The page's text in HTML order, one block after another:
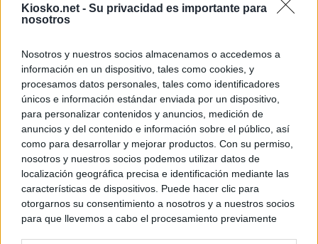
Kiosko.net - Su privacidad es importante para
nosotros
Nosotros y nuestros socios almacenamos o accedemos a
información en un dispositivo, tales como cookies, y
procesamos datos personales, tales como identificadores
únicos e información estándar enviada por un dispositivo,
para personalizar contenidos y anuncios, medición de
anuncios y del contenido e información sobre el público, así
como para desarrollar y mejorar productos. Con su permiso,
nosotros y nuestros socios podemos utilizar datos de
localización geográfica precisa e identificación mediante las
características de dispositivos. Puede hacer clic para
otorgarnos su consentimiento a nosotros y a nuestros socios
para que llevemos a cabo el procesamiento previamente